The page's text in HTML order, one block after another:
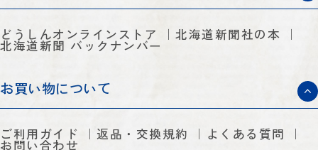
どうしんオンラインストア 北海道新聞社の本
北海道新聞 バックナンバー
お買い物について
ご利用ガイド 返品・交換規約 よくある質問
お問い合わせ